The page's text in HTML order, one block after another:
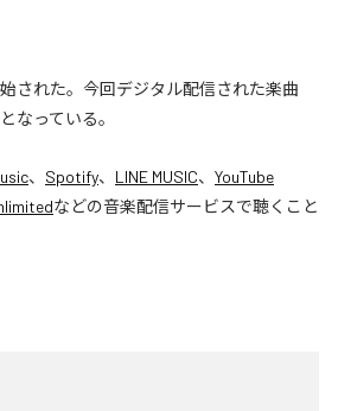
始された。今回デジタル配信された楽曲
なっている。
、 Spotify、 LINE MUSIC、 YouTube
などの音楽配信サービスで聴くこと